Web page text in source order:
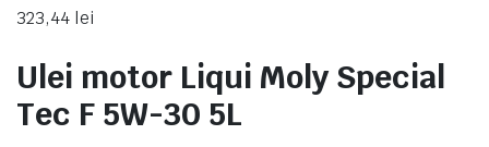
323,44 lei
Ulei motor Liqui Moly Special
Tec F 5W-30 5L